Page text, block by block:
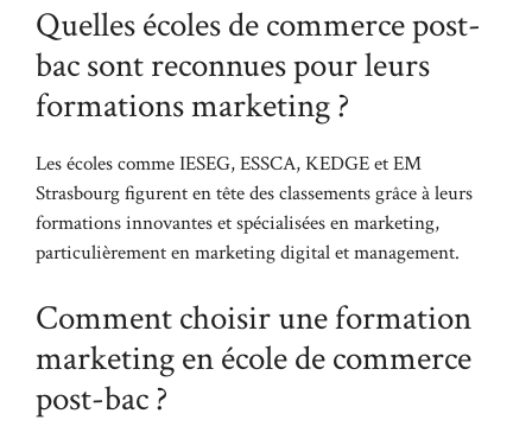
Quelles écoles de commerce post-
bac sont reconnues pour leurs
formations marketing ?
Les écoles comme IESEG, ESSCA, KEDGE et EM
Strasbourg figurent en tête des classements grâce à leurs
formations innovantes et spécialisées en marketing,
particulièrement en marketing digital et management.
Comment choisir une formation
marketing en école de commerce
post-bac ?